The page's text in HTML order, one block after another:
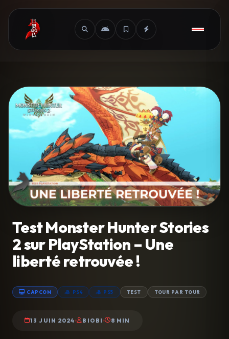
Test Monster Hunter Stories
2 sur PlayStation – Une
liberté retrouvée !
CAPCOM PS4 PS5 TEST TOUR PAR TOUR
13 JUIN 2024 BIOBI 8 MIN